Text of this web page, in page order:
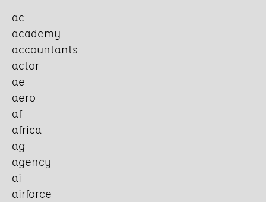
ac
academy
accountants
actor
ae
aero
af
africa
ag
agency
ai
airforce